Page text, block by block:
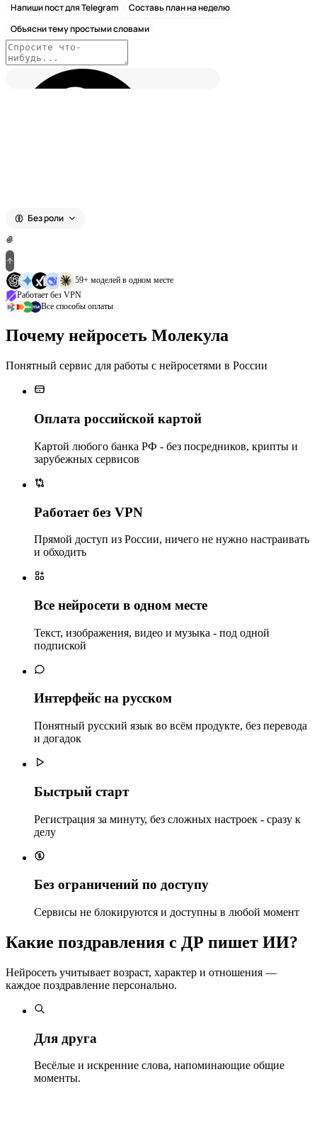
Напиши пост для Telegram
Составь план на неделю
Объясни тему простыми словами
Без роли
59+ моделей в одном месте
Работает без VPN
Все способы оплаты
Почему нейросеть Молекула
Понятный сервис для работы с нейросетями в России
Оплата российской картой
Картой любого банка РФ - без посредников, крипты и
зарубежных сервисов
Работает без VPN
Прямой доступ из России, ничего не нужно настраивать
и обходить
Все нейросети в одном месте
Текст, изображения, видео и музыка - под одной
подпиской
Интерфейс на русском
Понятный русский язык во всём продукте, без перевода
и догадок
Быстрый старт
Регистрация за минуту, без сложных настроек - сразу к
делу
Без ограничений по доступу
Сервисы не блокируются и доступны в любой момент
Какие поздравления с ДР пишет ИИ?
Нейросеть учитывает возраст, характер и отношения —
каждое поздравление персонально.
Для друга
Весёлые и искренние слова, напоминающие общие
моменты.